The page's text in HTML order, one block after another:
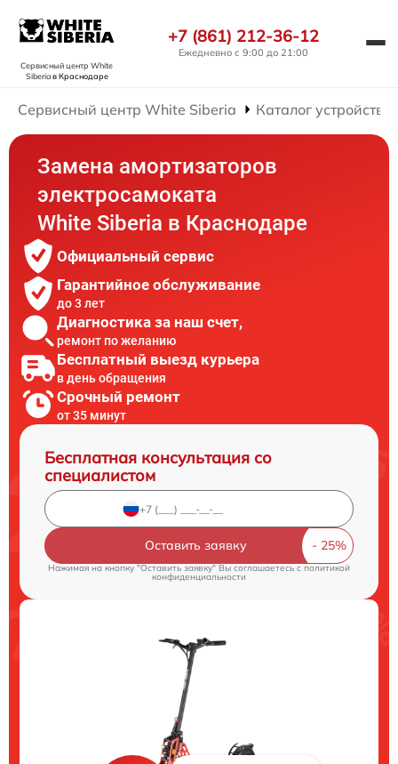
Сервисный центр White
Siberiaв Краснодаре
+7 (861) 212-36-12
Ежедневно с 9:00 до 21:00
Сервисный центр White Siberia Каталог устройств
Замена амортизаторов
электросамоката
White Siberia в Краснодаре
Официальный сервис
Гарантийное обслуживание
до 3 лет
Диагностика за наш счет,
ремонт по желанию
Бесплатный выезд курьера
в день обращения
Срочный ремонт
от 35 минут
Бесплатная консультация со
специалистом
Оставить заявку
Нажимая на кнопку "Оставить заявку" Вы соглашаетесь cполитикой
конфиденциальности